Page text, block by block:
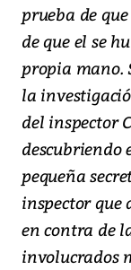
prueba de
de que el se
propia mano.
la
del inspector
descubriendo
pequeña
inspector que
en contra de
involucrados